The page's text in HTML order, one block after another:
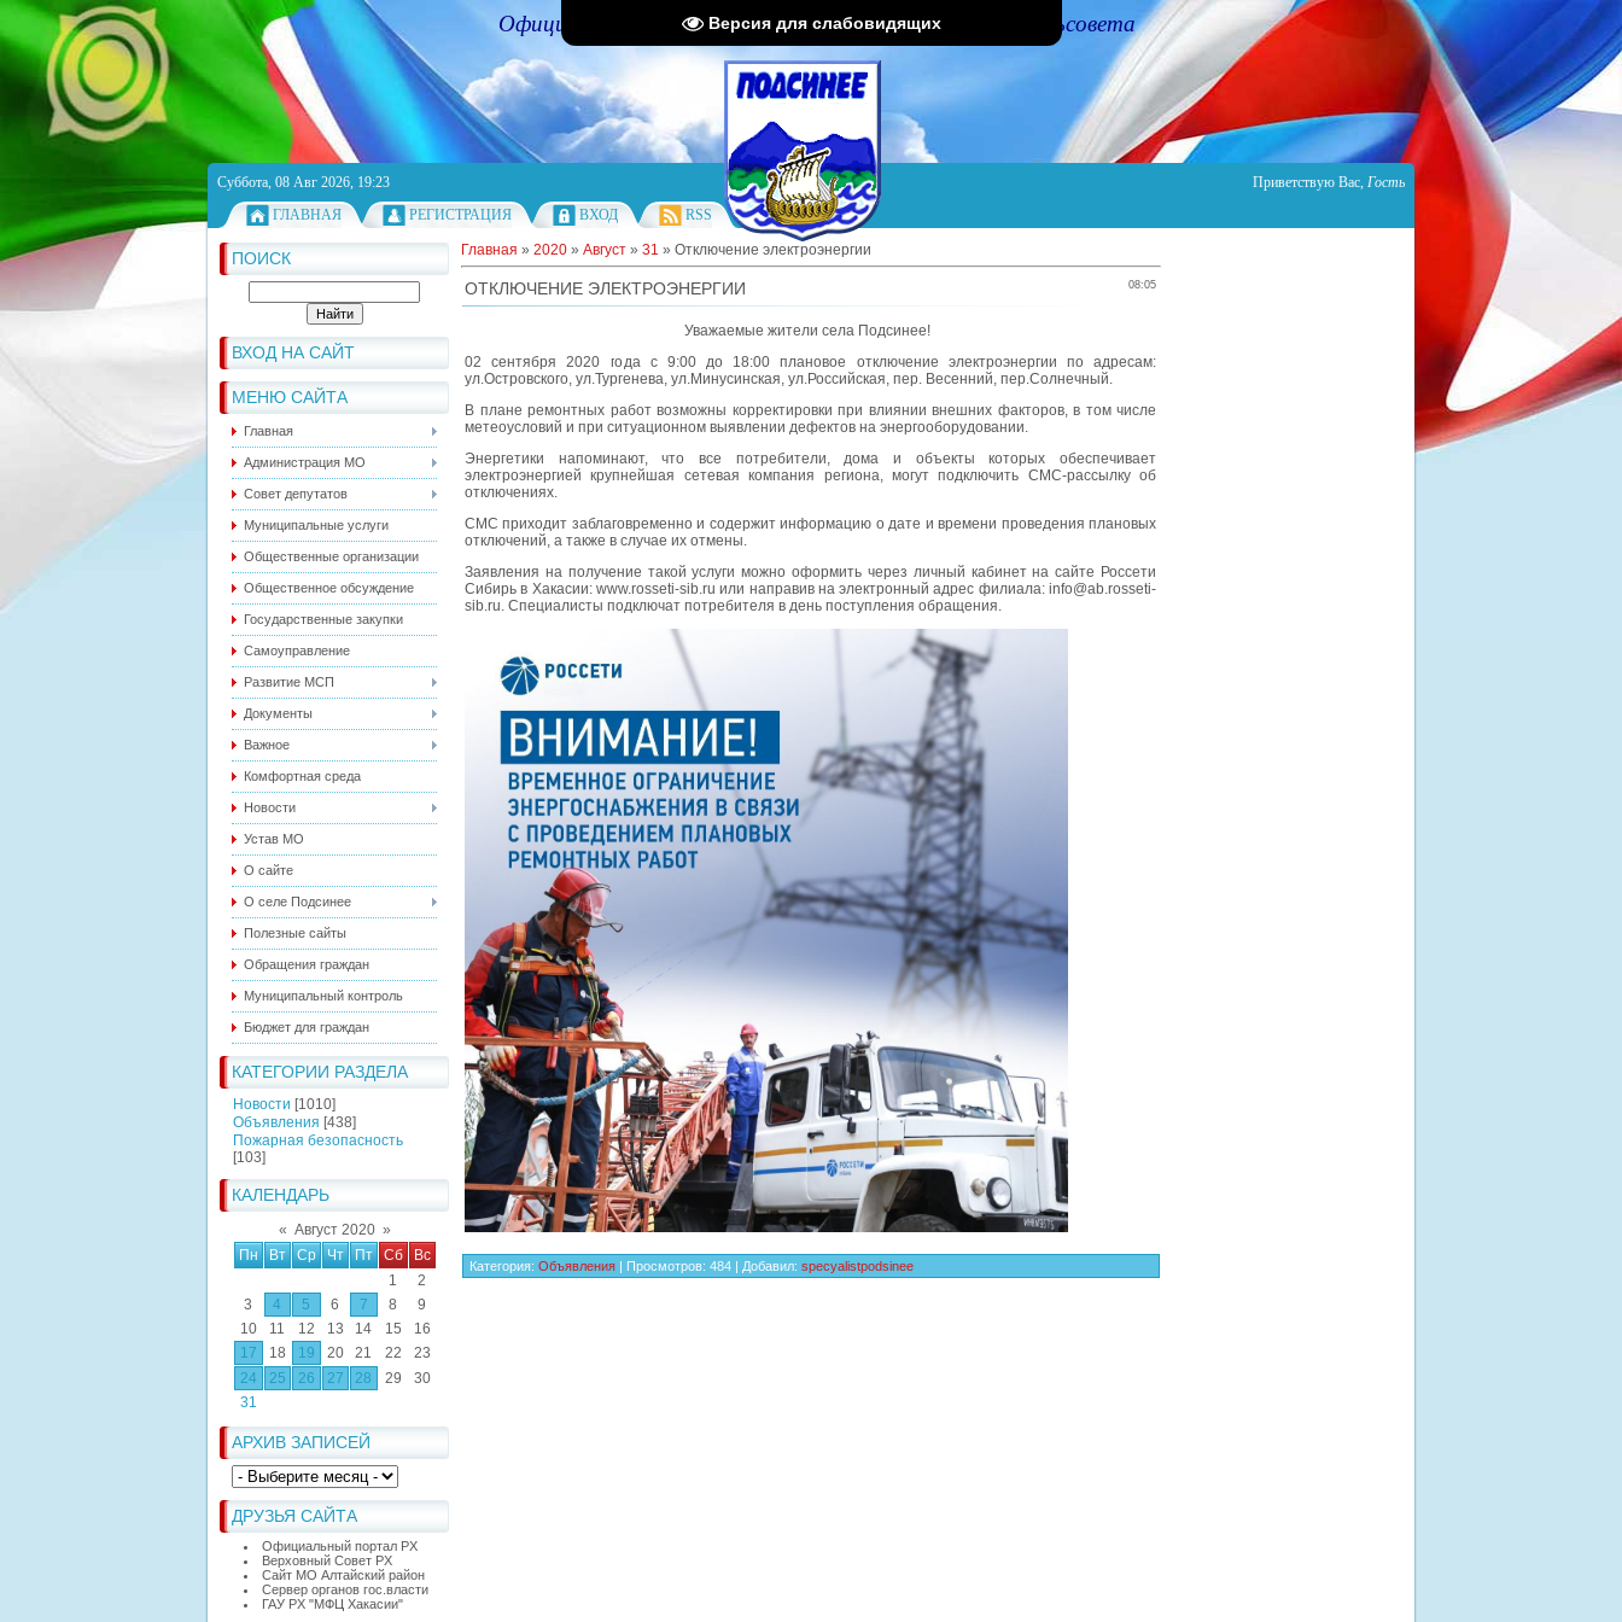
Версия для слабовидящих
Официальный портал Администрации Подсинского сельсовета
Суббота, 08 Авг 2026, 19:23 Приветствую Вас, Гость
ГЛАВНАЯ
РЕГИСТРАЦИЯ ВХОД RSS
ПОИСК
ВХОД НА САЙТ
МЕНЮ САЙТА
Главная
Администрация МО
Совет депутатов
Муниципальные услуги
Общественные организации
Общественное обсуждение
Государственные закупки
Самоуправление
Развитие МСП
Документы
Важное
Комфортная среда
Новости
Устав МО
О сайте
О селе Подсинее
Полезные сайты
Обращения граждан
Муниципальный контроль
Бюджет для граждан
КАТЕГОРИИ РАЗДЕЛА
Новости [1010]
Объявления [438]
Пожарная безопасность
[103]
КАЛЕНДАРЬ
« Август 2020 »
Пн
Вт Ср Чт Пт Сб
Вс
1
2
3
4 5 6 7 8
9
10
11 12 13 14 15
16
17
18 19 20 21 22
23
24
25 26 27 28 29
30
31
АРХИВ ЗАПИСЕЙ
ДРУЗЬЯ САЙТА
Официальный портал РХ
Верховный Совет РХ
Сайт МО Алтайский район
Сервер органов гос.власти
ГАУ РХ "МФЦ Хакасии"
Главная » 2020 » Август » 31 » Отключение электроэнергии
08:05
ОТКЛЮЧЕНИЕ ЭЛЕКТРОЭНЕРГИИ
Уважаемые жители села Подсинее!
02 сентября 2020 года с 9:00 до 18:00 плановое отключение электроэнергии по адресам:
ул.Островского, ул.Тургенева, ул.Минусинская, ул.Российская, пер. Весенний, пер.Солнечный.
В плане ремонтных работ возможны корректировки при влиянии внешних факторов, в том числе
метеоусловий и при ситуационном выявлении дефектов на энергооборудовании.
Энергетики напоминают, что все потребители, дома и объекты которых обеспечивает
электроэнергией крупнейшая сетевая компания региона, могут подключить СМС-рассылку об
отключениях.
СМС приходит заблаговременно и содержит информацию о дате и времени проведения плановых
отключений, а также в случае их отмены.
Заявления на получение такой услуги можно оформить через личный кабинет на сайте Россети
Сибирь в Хакасии: www.rosseti-sib.ru или направив на электронный адрес филиала: info@ab.rosseti-
sib.ru. Специалисты подключат потребителя в день поступления обращения.
Категория: Объявления | Просмотров: 484 | Добавил: specyalistpodsinee